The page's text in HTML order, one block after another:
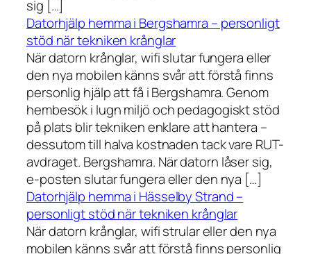
sig […]
Datorhjälp hemma i Bergshamra – personligt
stöd när tekniken krånglar
När datorn krånglar, wifi slutar fungera eller
den nya mobilen känns svår att förstå finns
personlig hjälp att få i Bergshamra. Genom
hembesök i lugn miljö och pedagogiskt stöd
på plats blir tekniken enklare att hantera –
dessutom till halva kostnaden tack vare RUT-
avdraget. Bergshamra. När datorn låser sig,
e-posten slutar fungera eller den nya […]
Datorhjälp hemma i Hässelby Strand –
personligt stöd när tekniken krånglar
När datorn krånglar, wifi strular eller den nya
mobilen känns svår att förstå finns personlig